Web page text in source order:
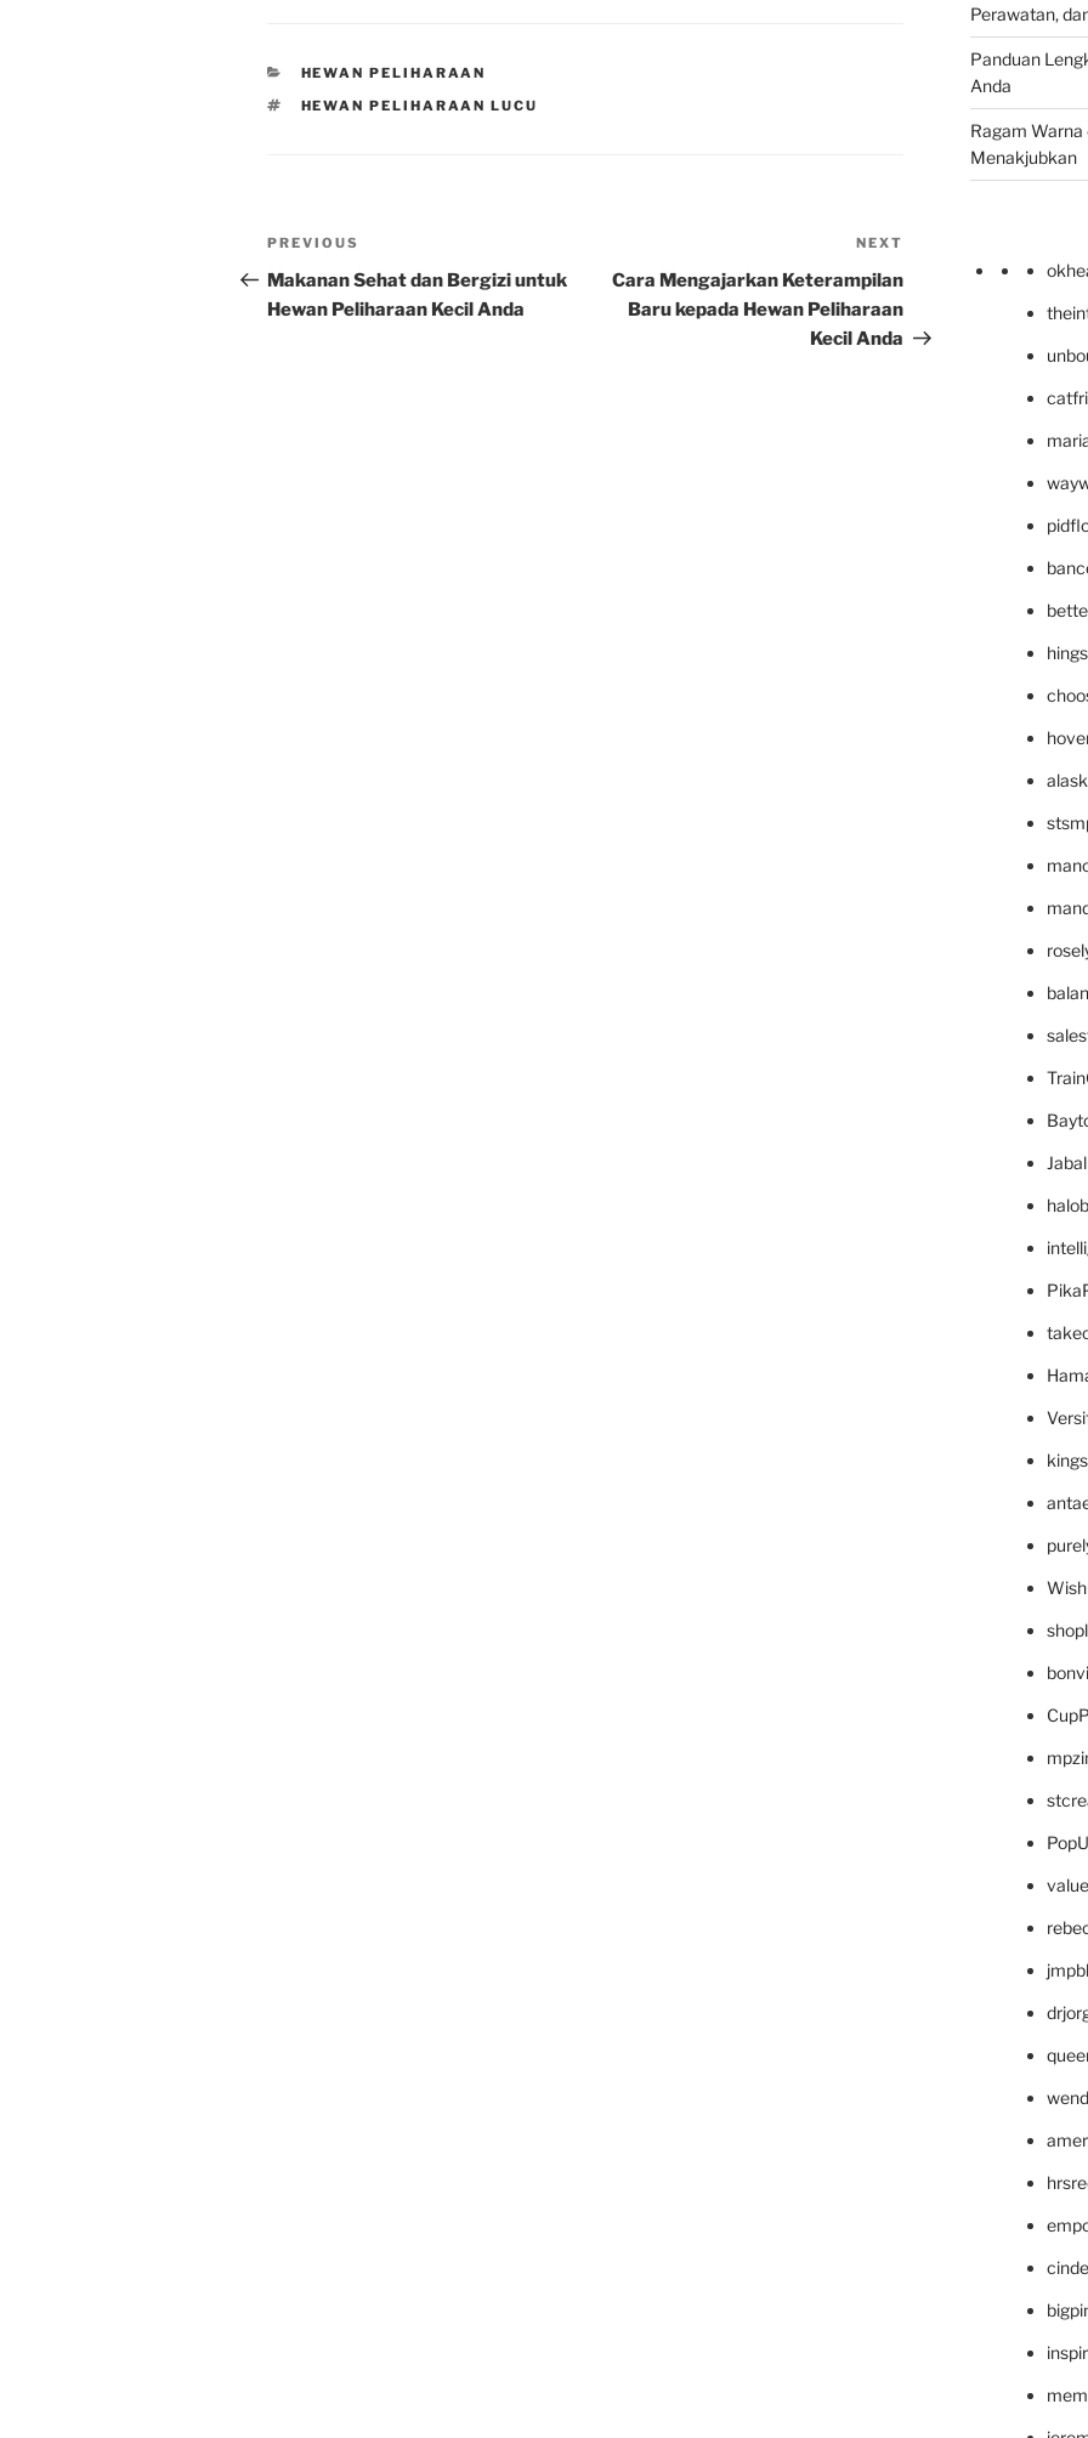
CATEGORIES
HEWAN PELIHARAAN
TAGS
HEWAN PELIHARAAN LUCU
Post
navigation
Previous
Post
PREVIOUS
Makanan Sehat dan Bergizi untuk
Hewan Peliharaan Kecil Anda
Post
NEXT
Cara Mengajarkan Keterampilan
Baru kepada Hewan Peliharaan
Kecil Anda
Perawatan,
Panduan
Anda
Ragam
Menakjubkan